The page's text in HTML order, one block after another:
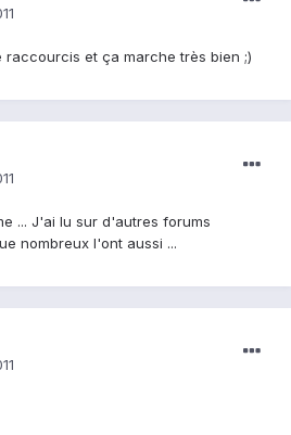
raccourcis et ça marche très bien ;)
... J'ai lu sur d'autres forums
nombreux l'ont aussi ...